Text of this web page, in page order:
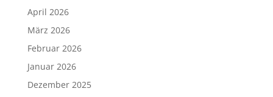
April 2026
März 2026
Februar 2026
Januar 2026
Dezember 2025